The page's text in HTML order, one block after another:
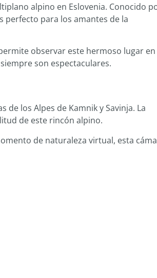
alpino en Eslovenia. Conocido
perfecto para los amantes de la
observar este hermoso lugar en
son espectaculares.
de los Alpes de Kamnik y Savinja. La
de este rincón alpino.
de naturaleza virtual, esta